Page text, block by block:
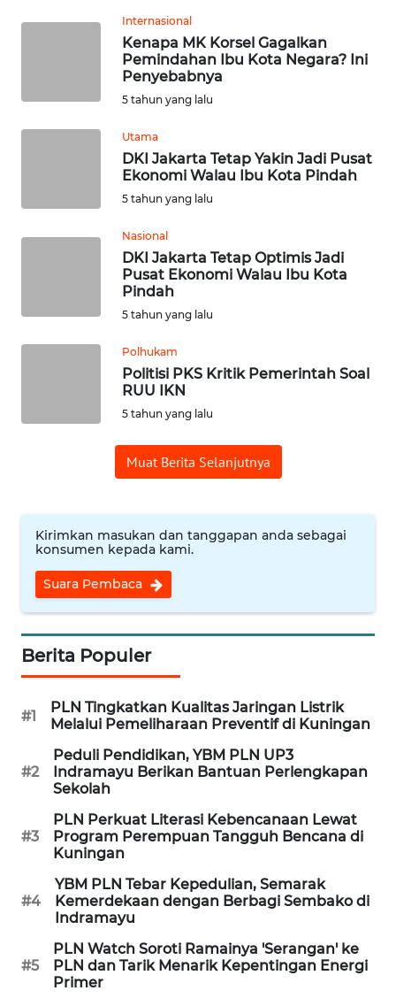
Internasional
Kenapa MK Korsel Gagalkan
Pemindahan Ibu Kota Negara? Ini
Penyebabnya
5 tahun yang lalu
Utama
DKI Jakarta Tetap Yakin Jadi Pusat
Ekonomi Walau Ibu Kota Pindah
5 tahun yang lalu
Nasional
DKI Jakarta Tetap Optimis Jadi
Pusat Ekonomi Walau Ibu Kota
Pindah
5 tahun yang lalu
Polhukam
Politisi PKS Kritik Pemerintah Soal
RUU IKN
5 tahun yang lalu
Muat Berita Selanjutnya
Kirimkan masukan dan tanggapan anda sebagai
konsumen kepada kami.
Suara Pembaca
Berita Populer
#1
PLN Tingkatkan Kualitas Jaringan Listrik
Melalui Pemeliharaan Preventif di Kuningan
#2
Peduli Pendidikan, YBM PLN UP3
Indramayu Berikan Bantuan Perlengkapan
Sekolah
#3
PLN Perkuat Literasi Kebencanaan Lewat
Program Perempuan Tangguh Bencana di
Kuningan
#4
YBM PLN Tebar Kepedulian, Semarak
Kemerdekaan dengan Berbagi Sembako di
Indramayu
#5
PLN Watch Soroti Ramainya 'Serangan' ke
PLN dan Tarik Menarik Kepentingan Energi
Primer
WN
WN
WN
BINJAI
WN
CIREBON
WN
INDRAMAYU
WN
KUNINGAN
WN
MAJALENGKA
WN
SUBANG
WN
SUKABUMI
WN